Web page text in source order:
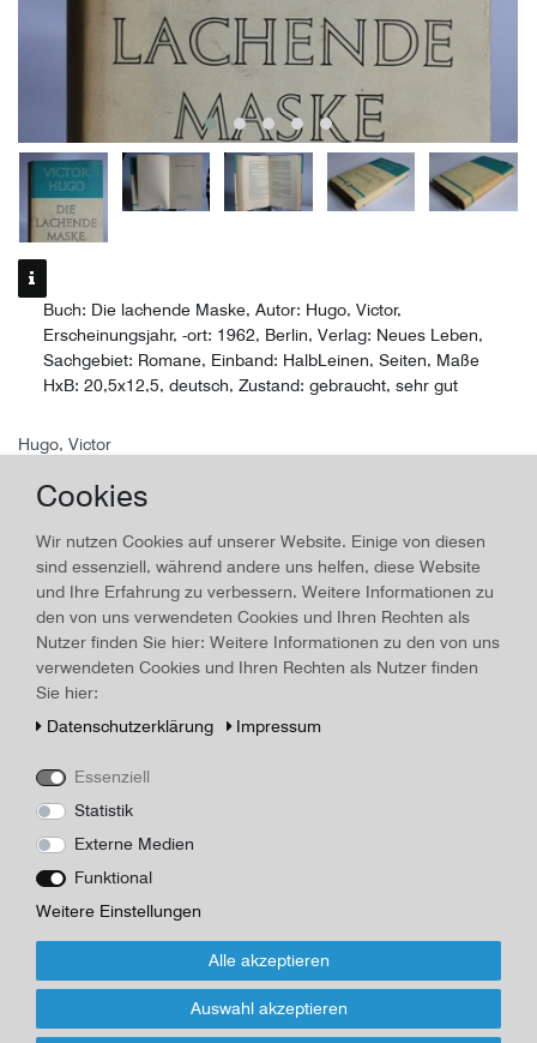
Buch: Die lachende Maske, Autor: Hugo, Victor,
Erscheinungsjahr, -ort: 1962, Berlin, Verlag: Neues Leben,
Sachgebiet: Romane, Einband: HalbLeinen, Seiten, Maße
HxB: 20,5x12,5, deutsch, Zustand: gebraucht, sehr gut
Hugo, Victor
Die lachende Maske
Land/Ort:Berlin, Erscheinungsjahr:1962
Technisches
Merkmal
Wert
Art.-ID 18915
Beschreibung
Die lachende Maskem Verl. Neues Leben, Berlin, 1962, 477
Seiten, 20,5 x 12,5 cm, Schutzumschla mit Randläsuren und
angeschmutzt, Halbleinen, Karton illustriert, seh rguter Zustand
29,00 EUR
Inhalt1 Stück
Für Infos zum Artikel oder Kauf, bitte Formular
nutzen!
Wenn Sie den Artikel kaufen möchten, dann bitte das Formular
Cookies
Wir nutzen Cookies auf unserer Website. Einige von diesen
sind essenziell, während andere uns helfen, diese Website
und Ihre Erfahrung zu verbessern. Weitere Informationen zu
den von uns verwendeten Cookies und Ihren Rechten als
Nutzer finden Sie hier: Weitere Informationen zu den von uns
verwendeten Cookies und Ihren Rechten als Nutzer finden
Sie hier:
Daten­schutz­erklärung
Impressum
Essenziell
Statistik
Externe Medien
Funktional
Weitere Einstellungen
Alle akzeptieren
Auswahl akzeptieren